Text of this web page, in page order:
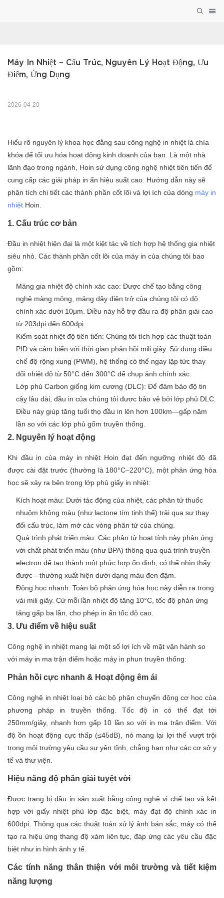
Máy In Nhiệt – Cấu Trúc, Nguyên Lý Hoạt Động, Ưu
Điểm, Ứng Dụng
2026-04-20
Hiểu rõ nguyên lý khoa học đằng sau công nghệ in nhiệt là chìa
khóa để tối ưu hóa hoạt động kinh doanh của bạn. Là một nhà
lãnh đạo trong ngành, Hoin sử dụng công nghệ nhiệt tiên tiến để
cung cấp các giải pháp in ấn hiệu suất cao. Hướng dẫn này sẽ
phân tích chi tiết các thành phần cốt lõi và lợi ích của dòng máy in
nhiệt Hoin.
1. Cấu trúc cơ bản
Đầu in nhiệt hiện đại là một kiệt tác về tích hợp hệ thống gia nhiệt
siêu nhỏ. Các thành phần cốt lõi của máy in của chúng tôi bao
gồm:
Mảng gia nhiệt độ chính xác cao: Được chế tạo bằng công
nghệ màng mỏng, mảng dây điện trở của chúng tôi có độ
chính xác dưới 10μm. Điều này hỗ trợ đầu ra độ phân giải cao
từ 203dpi đến 600dpi.
Kiểm soát nhiệt độ tiên tiến: Chúng tôi tích hợp các thuật toán
PID và cảm biến với thời gian phản hồi mili giây. Sử dụng điều
chế độ rộng xung (PWM), hệ thống có thể ngay lập tức thay
đổi nhiệt độ từ 50°C đến 300°C để chụp ảnh chính xác.
Lớp phủ Carbon giống kim cương (DLC): Để đảm bảo độ tin
cậy lâu dài, đầu in của chúng tôi được bảo vệ bởi lớp phủ DLC.
Điều này giúp tăng tuổi thọ đầu in lên hơn 100km—gấp năm
lần so với các lớp phủ gốm truyền thống.
2. Nguyên lý hoạt động
Khi đầu in của máy in nhiệt Hoin đạt đến ngưỡng nhiệt độ đã
được cài đặt trước (thường là 180°C–220°C), một phản ứng hóa
học sẽ xảy ra bên trong lớp phủ giấy in nhiệt:
Kích hoạt màu: Dưới tác động của nhiệt, các phân tử thuốc
nhuộm không màu (như lactone tím tinh thể) trải qua sự thay
đổi cấu trúc, làm mở các vòng phân tử của chúng.
Quá trình phát triển màu: Các phân tử hoạt tính này phản ứng
với chất phát triển màu (như BPA) thông qua quá trình truyền
electron để tạo thành một phức hợp ổn định, có thể nhìn thấy
được—thường xuất hiện dưới dạng màu đen đậm.
Động học nhanh: Toàn bộ phản ứng hóa học này diễn ra trong
vài mili giây. Cứ mỗi lần nhiệt độ tăng 10°C, tốc độ phản ứng
tăng gấp ba lần, cho phép in ấn tốc độ cao.
3. Ưu điểm về hiệu suất
Công nghệ in nhiệt mang lại một số lợi ích về mặt vận hành so
với máy in ma trận điểm hoặc máy in phun truyền thống:
Phản hồi cực nhanh & Hoạt động êm ái
Công nghệ in nhiệt loại bỏ các bộ phận chuyển động cơ học của
phương pháp in truyền thống. Tốc độ in có thể đạt tới
250mm/giây, nhanh hơn gấp 10 lần so với in ma trận điểm. Với
độ ồn hoạt động cực thấp (≤45dB), nó mang lại lợi thế vượt trội
trong môi trường yêu cầu sự yên tĩnh, chẳng hạn như các cơ sở y
tế và thư viện.
Hiệu năng độ phân giải tuyệt vời
Được trang bị đầu in sản xuất bằng công nghệ vi chế tạo và kết
hợp với giấy nhiệt phủ lớp đặc biệt, máy đạt độ chính xác in
600dpi. Thông qua các thuật toán xử lý ảnh bán sắc, máy có thể
tạo ra hiệu ứng thang độ xám liên tục, đáp ứng các yêu cầu đặc
biệt như in hình ảnh y tế.
Các tính năng thân thiện với môi trường và tiết kiệm
năng lượng